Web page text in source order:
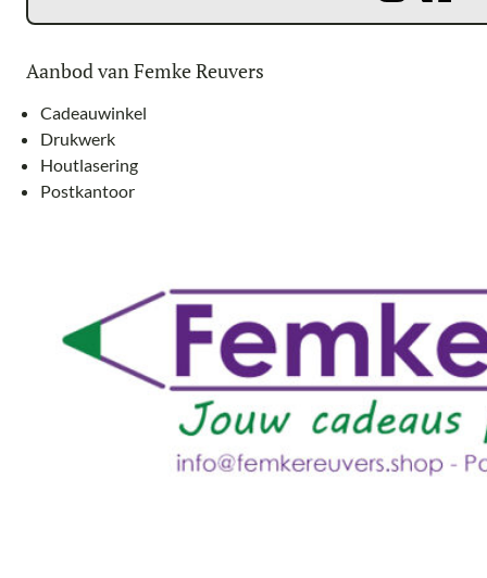
Aanbod van Femke Reuvers
Cadeauwinkel
Drukwerk
Houtlasering
Postkantoor